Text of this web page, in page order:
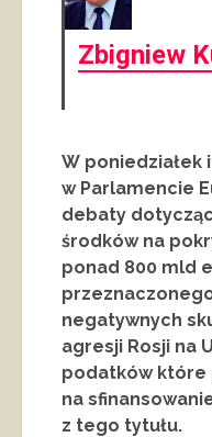
Zbigniew
W poniedziałek
w Parlamencie
debaty
środków na
ponad 800 mld
negatywnych
agresji Rosji na
podatków które
na
z tego tytułu.